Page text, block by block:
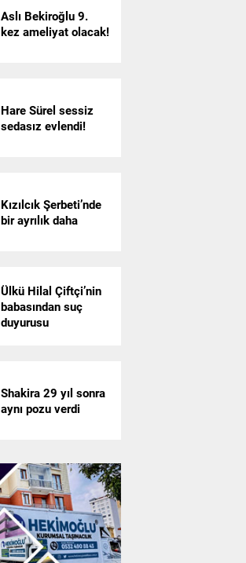
Aslı Bekiroğlu 9.
kez ameliyat olacak!
Hare Sürel sessiz
sedasız evlendi!
Kızılcık Şerbeti’nde
bir ayrılık daha
Ülkü Hilal Çiftçi’nin
babasından suç
duyurusu
Shakira 29 yıl sonra
aynı pozu verdi